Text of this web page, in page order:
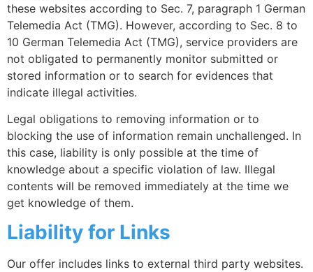
these websites according to Sec. 7, paragraph 1 German
Telemedia Act (TMG). However, according to Sec. 8 to
10 German Telemedia Act (TMG), service providers are
not obligated to permanently monitor submitted or
stored information or to search for evidences that
indicate illegal activities.
Legal obligations to removing information or to
blocking the use of information remain unchallenged. In
this case, liability is only possible at the time of
knowledge about a specific violation of law. Illegal
contents will be removed immediately at the time we
get knowledge of them.
Liability for Links
Our offer includes links to external third party websites.